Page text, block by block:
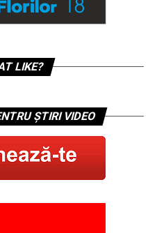
LIKE?
ȘTIRI VIDEO